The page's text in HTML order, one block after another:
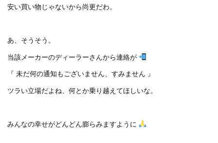
安い買い物じゃないから尚更だわ。
あ、そうそう。
当該メーカーのディーラーさんから連絡が
『 未だ何の通知もございません、すみません 』
ツラい立場だよね、何とか乗り越えてほしいな。
みんなの幸せがどんどん膨らみますように